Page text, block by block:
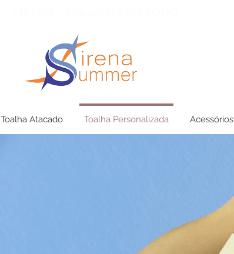
Toalha Atacado Toalha Personalizada Acessórios